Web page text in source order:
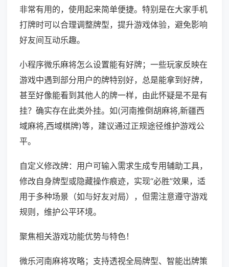
非常有用的，使用起来简单便捷。特别是在大家手机
打牌时可以合理调整牌型，提升游戏体验，避免影响
好友间互动乐趣。
小程序微乐麻将怎么设置能有好牌；一些玩家反映在
游戏中遇到部分用户的牌特别好，总是能拿到好牌，
甚至好像能看到其他人的牌一样，由此怀疑是不是有
挂？确实存在此类外挂。如(河南推倒胡麻将,新疆西
域麻将,西域棋牌)等，建议通过正规途径维护游戏公
平。
自定义修改牌：用户可输入需求生成专用辅助工具，
修改自身牌型或隐藏操作痕迹，实现“必胜”效果，适
用于多种场景（如与好友对局），但需注意遵守游戏
规则，维护公平环境。
聚焦相关游戏功能优势与特色！
微乐河南麻将攻略；支持透视全局牌型、智能出牌策